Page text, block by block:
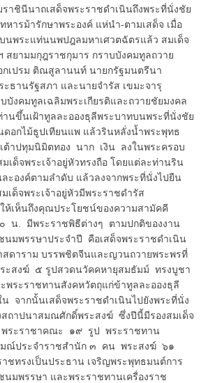
ราชินีนาถเสด็จพระราชดำเนินถึงพระที่นั่งชัย
หารม้ารักษาพระองค์ แห่นำ-ตามเสด็จ เมื่อ
นพระแท่นนพปฎลมหาเศวตฉัตรแล้ว สมเด็จ
สยามมกุฎราชกุมาร กราบบังคมทูลถวาย
เปรม ติณสูลานนท์ นายกรัฐมนตรีนา
ธานรัฐสภา และนายจำรัส เขมะจารุ
บังคมทูลเฉลิมพระเกียรติและถวายชัยมงคล
นขึ้นเฝ้าทูลละอองธุลีพระบาทบนพระที่นั่งชัย
ดอกไม้ธูปเทียนแพ แล้วรินหลั่งน้ำพระพุทธ
ต้าปทุมนิมิตทอง นาก เงิน ลงในพระครอบ
เด็จพระเจ้าอยู่หัวทรงถือ โดยแต่ละท่านริน
ะองค์ตามลำดับ แล้วลงจากพระที่นั่งไปยืน
เด็จพระเจ้าอยู่หัวมีพระราชดำรัส
ห้เห็นถึงคุณประโยชน์ของความสามัคคี
น. มีพระราชพิธีต่างๆ ตามปกติของงาน
นมพรรษาประจำปี คือเสด็จพระราชดำเนิน
สดาราม บรรพชิตจีนและญวนถวายพระพรที่
ะสงฆ์ ๕ รูปสวดนวัคคหายุสมธัมม์ ทรงบูชา
พระราชทานสังคหวัตถุแก่ข้าทูลละอองธุลี
จากนั้นเสด็จพระราชดำเนินไปยังพระที่นั่ง
ถาปนาสมณศักดิ์พระสงฆ์ ซึ่งปีนี้มีรองสมเด็จ
ระราชาคณะ ๑๙ รูป พระราชทาน
ณ์ประจำราชสำนัก ๓ คน พระสงฆ์ ๖๑
ชทรงเป็นประธาน เจริญพระพุทธมนต์การ
มพรรษา และพระราชทานเครื่องราช